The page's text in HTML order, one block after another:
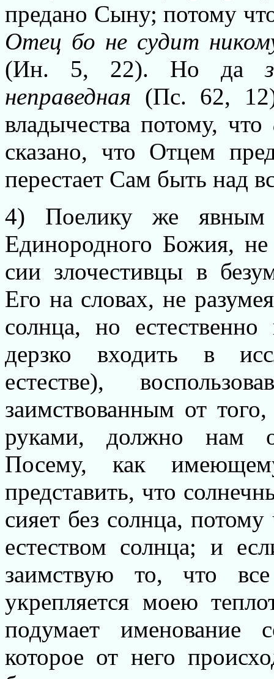
предано Сыну; потому
Отец бо не судит
(Ин. 5, 22). Но да
неправедная (Пс. 62,
владычества потому, что
сказано, что Отцем
перестает Сам быть над
4) Поелику же явным
Единородного Божия, не
сии злочестивцы в
Его на словах, не
солнца, но
дерзко входить в
естестве),
заимствованным от
руками, должно нам
Посему, как
представить, что
сияет без солнца,
естеством солнца; и
заимствую то, что
укрепляется моею
подумает именование
которое от него